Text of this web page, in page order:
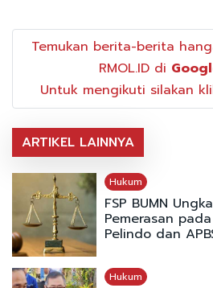
Temukan berita-berita
RMOL.ID di
Untuk mengikuti silakan
ARTIKEL LAINNYA
Hukum
FSP BUMN
Pemerasan
Pelindo dan
Hukum